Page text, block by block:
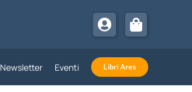
Newsletter Eventi Libri Ares